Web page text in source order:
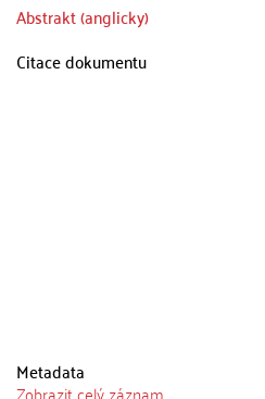
Abstrakt (anglicky)
Citace dokumentu
Metadata